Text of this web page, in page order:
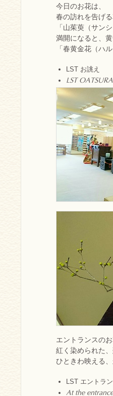
今日のお花は、
春の訪れを告げ
「山茱萸（サン
満開になると、
「春黄金花（ハ
LST お誂え
LST
エントランスのお
紅く染められた
ひときわ映える
LST エントラ
At the